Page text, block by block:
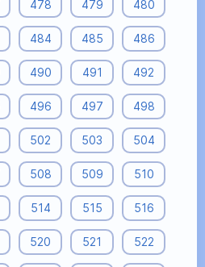
478 479 480
484 485 486
490 491 492
496 497 498
502 503 504
508 509 510
514 515 516
520 521 522